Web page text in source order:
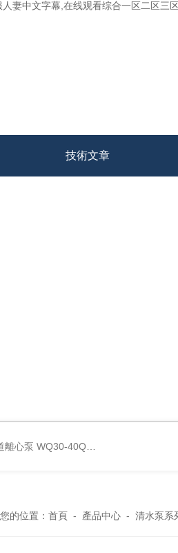
妻中文字幕,在线观看综合一区二区三
技術文章
離心泵 WQ30-40QG優質雙絞刀切割式污水泵
您的位置： 首頁- 產品中心- 清水泵系